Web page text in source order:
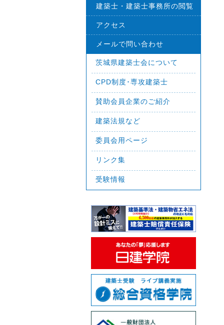
建築士・建築士事務所の閲覧
アクセス
メールで問い合わせ
茨城県建築士会について
CPD制度･専攻建築士
賛助会員企業のご紹介
建築法規など
委員会用ページ
リンク集
受験情報